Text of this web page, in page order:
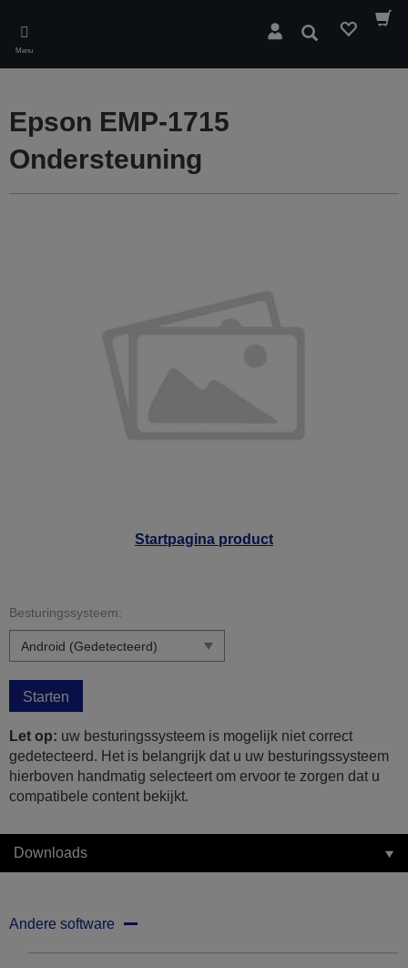
main
content
Menu
Zoeken
Startpagina product
Epson EMP-1715
Ondersteuning
Besturingssysteem:
Starten
Let op: uw besturingssysteem is mogelijk niet correct
gedetecteerd. Het is belangrijk dat u uw besturingssysteem
hierboven handmatig selecteert om ervoor te zorgen dat u
compatibele content bekijkt.
Downloads
Andere software